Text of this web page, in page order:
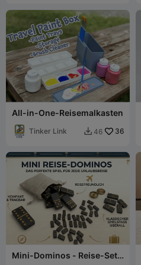
All-in-One-Reisemalkasten
Tinker Link  46 36
Mini-Dominos - Reise-Set